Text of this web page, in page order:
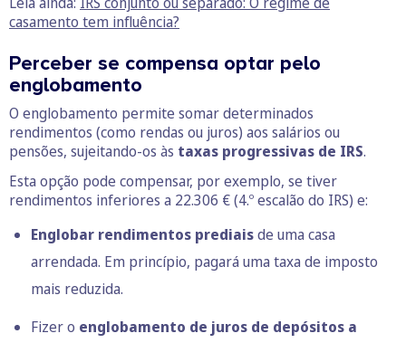
casamento tem influência?
Perceber se compensa optar pelo
englobamento
O englobamento permite somar determinados
rendimentos (como rendas ou juros) aos salários ou
pensões, sujeitando-os às taxas progressivas de IRS.
Esta opção pode compensar, por exemplo, se tiver
rendimentos inferiores a 22.306 € (4.º escalão do IRS) e:
Englobar rendimentos prediaisde uma casa
arrendada. Em princípio, pagará uma taxa de imposto
mais reduzida.
Fizer o englobamento de juros de depósitos a